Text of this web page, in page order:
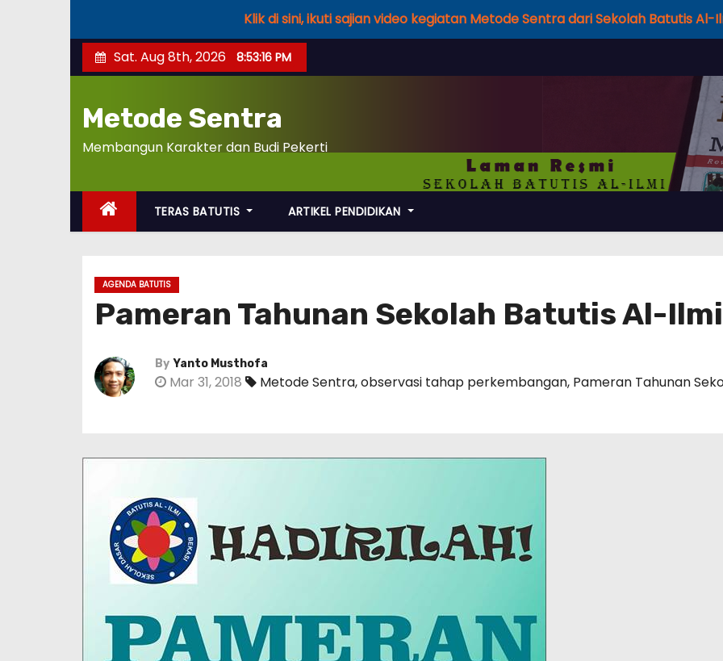
Klik di sini, ikuti sajian video kegiatan Metode Sentra dari Sekolah Batutis Al-
k
n
Sat. Aug 8th, 2026 8:53:16 PM
Metode Sentra
Membangun Karakter dan Budi Pekerti
TERAS BATUTIS ARTIKEL PENDIDIKAN
AGENDA BATUTIS
Pameran Tahunan Sekolah Batutis Al-
By Yanto Musthofa
Mar 31, 2018 Metode Sentra,observasi tahap perkembangan, Pameran Tahunan